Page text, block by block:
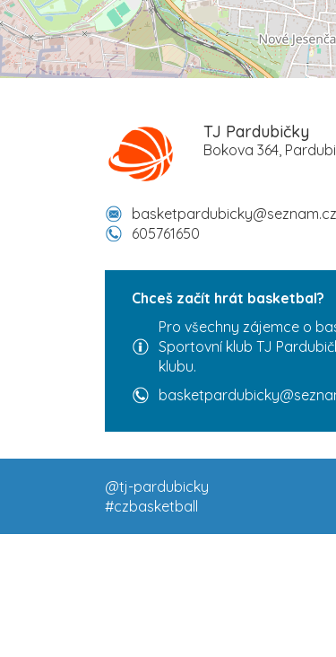
TJ Pardubičky
Bokova 364,
basketpardubicky@seznam.cz
605761650
Chceš začít hrát basketbal?
Pro všechny zájemce o
Sportovní klub TJ
klubu.
@tj-pardubicky
#czbasketball